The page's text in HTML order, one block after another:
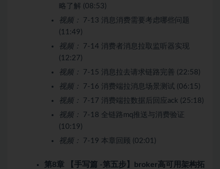
略了解 (08:53)
视频：
7-13 消息消费需要考虑哪些问题
(11:49)
视频：
7-14 消费者消息拉取监听器实现
(12:27)
视频：
7-15 消息拉去请求链路完善 (22:58)
视频：
7-16 消费端拉消息场景测试 (06:15)
视频：
7-17 消费端拉数据后回应ack (25:18)
视频：
7-18 全链路mq推送与消费验证
(10:19)
视频：
7-19 本章回顾 (02:01)
第8章 【手写篇 -第五步】broker高可用架构拓